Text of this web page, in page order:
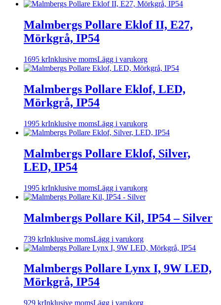
Malmbergs Pollare Eklof II, E27,
Mörkgrå, IP54
1695 krInklusive momsLägg i varukorg
Malmbergs Pollare Eklof, LED,
Mörkgrå, IP54
1995 krInklusive momsLägg i varukorg
Malmbergs Pollare Eklof, Silver,
LED, IP54
1995 krInklusive momsLägg i varukorg
Malmbergs Pollare Kil, IP54 – Silver
739 krInklusive momsLägg i varukorg
Malmbergs Pollare Lynx I, 9W LED,
Mörkgrå, IP54
929 krInklusive momsLägg i varukorg